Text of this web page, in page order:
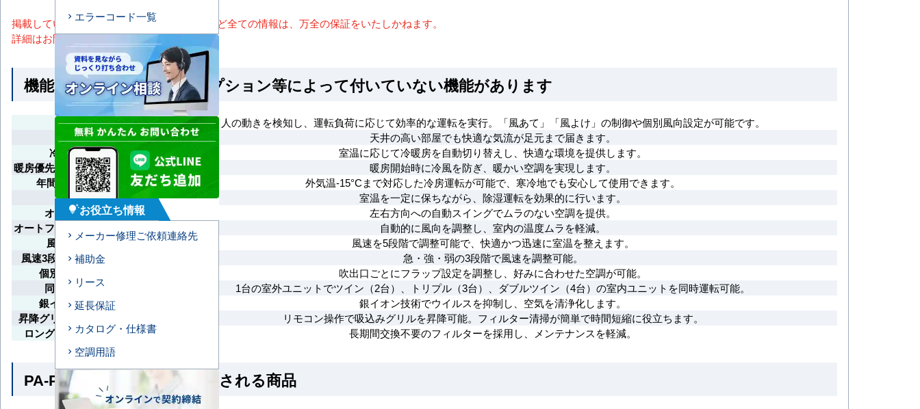
掲載しているスペック・セット内容・画像など全ての情報は、万全の保証をいたしかねます。
詳細はお問い合わせください。
機能一覧 ※馬力・型番・オプション等によって付いていない機能があります
エコナビ
人の動きを検知し、運転負荷に応じて効率的な運転を実行。「風あて」「風よけ」の制御や個別風向設定が可能です。
高天井対応
天井の高い部屋でも快適な気流が足元まで届きます。
冷暖自動切換
室温に応じて冷暖房を自動切り替えし、快適な環境を提供します。
暖房優先（ホットスタート）
暖房開始時に冷風を防ぎ、暖かい空調を実現します。
年間冷房（-15°C）
外気温-15°Cまで対応した冷房運転が可能で、寒冷地でも安心して使用できます。
ドライ機能
室温を一定に保ちながら、除湿運転を効果的に行います。
オートスイング
左右方向への自動スイングでムラのない空調を提供。
オートフラップ（風向調整）
自動的に風向を調整し、室内の温度ムラを軽減。
風速5段階切換
風速を5段階で調整可能で、快適かつ迅速に室温を整えます。
風速3段階切替（急強弱）
急・強・弱の3段階で風速を調整可能。
個別フラップ設定
吹出口ごとにフラップ設定を調整し、好みに合わせた空調が可能。
同時運転マルチ
1台の室外ユニットでツイン（2台）、トリプル（3台）、ダブルツイン（4台）の室内ユニットを同時運転可能。
銀イオン抑制機能
銀イオン技術でウイルスを抑制し、空気を清浄化します。
昇降グリル（電動昇降式）
リモコン操作で吸込みグリルを昇降可能。フィルター清掃が簡単で時間短縮に役立ちます。
ロングライフフィルター
長期間交換不要のフィルターを採用し、メンテナンスを軽減。
PA-P50U7SGNB とよく比較される商品
エラーコード一覧
tips_and_updatesお役立ち情報
メーカー修理ご依頼連絡先
補助金
リース
延長保証
カタログ・仕様書
空調用語